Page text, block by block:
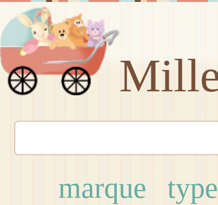
marque type